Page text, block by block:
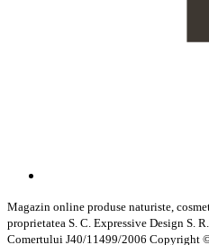
Magazin online produse naturiste,
proprietatea S. C. Expressive Design S.
Comertului J40/11499/2006 Copyright